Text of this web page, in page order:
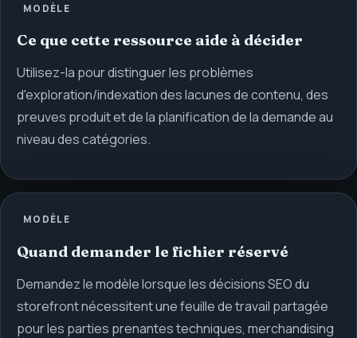
MODÈLE
Ce que cette ressource aide à décider
Utilisez-la pour distinguer les problèmes
d'exploration/indexation des lacunes de contenu, des
preuves produit et de la planification de la demande au
niveau des catégories.
MODÈLE
Quand demander le fichier réservé
Demandez le modèle lorsque les décisions SEO du
storefront nécessitent une feuille de travail partagée
pour les parties prenantes techniques, merchandising